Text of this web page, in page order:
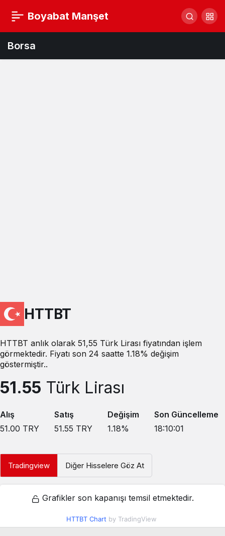
Boyabat Manşet
Borsa
HTTBT
HTTBT anlık olarak 51,55 Türk Lirası fiyatından işlem
görmektedir. Fiyatı son 24 saatte 1.18% değişim
göstermiştir..
51.55 Türk Lirası
Alış
51.00 TRY
Satış
51.55 TRY
Değişim
1.18%
Son Güncelleme
18:10:01
Tradingview Diğer Hisselere Göz At
Grafikler son kapanışı temsil etmektedir.
HTTBT Chart by TradingView